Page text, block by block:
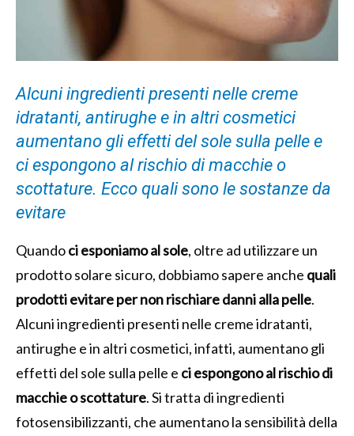
Alcuni ingredienti presenti nelle creme
idratanti, antirughe e in altri cosmetici
aumentano gli effetti del sole sulla pelle e
ci espongono al rischio di macchie o
scottature. Ecco quali sono le sostanze da
evitare
Quandoci esponiamo al sole, oltre ad utilizzare un
prodotto solare sicuro, dobbiamo sapere anche quali
prodotti evitare per non rischiare danni alla pelle.
Alcuni ingredienti presenti nelle creme idratanti,
antirughe e in altri cosmetici, infatti, aumentano gli
effetti del sole sulla pelle e ci espongono al rischio di
macchie o scottature. Si tratta di ingredienti
fotosensibilizzanti, che aumentano la sensibilità della